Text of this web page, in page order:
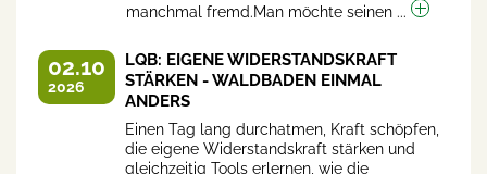
manchmal fremd.Man möchte seinen ...
02.10
2026
LQB: EIGENE WIDERSTANDSKRAFT
STÄRKEN - WALDBADEN EINMAL
ANDERS
Einen Tag lang durchatmen, Kraft schöpfen,
die eigene Widerstandskraft stärken und
gleichzeitig Tools erlernen, wie die